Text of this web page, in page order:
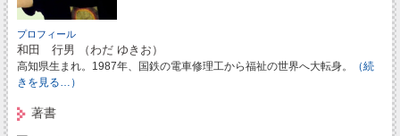
プロフィール
和田 行男 （わだ ゆきお）
高知県生まれ。1987年、国鉄の電車修理工から福祉の世界へ大転身。
（続
きを見る…）
著書